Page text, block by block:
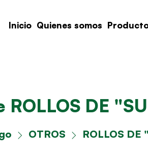
Inicio Quienes somos
DE
OTROS ROLLOS DE